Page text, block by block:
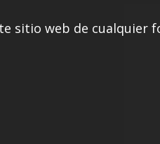
sitio web de cualquier